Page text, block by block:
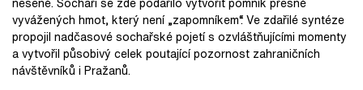
vyvážených hmot, který není „zapomníkem“. Ve zdařilé syntéze
propojil nadčasové sochařské pojetí s ozvláštňujícími momenty
a vytvořil působivý celek poutající pozornost zahraničních
návštěvníků i Pražanů.